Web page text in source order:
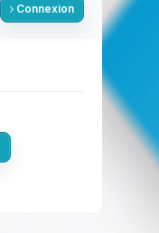
Connexion